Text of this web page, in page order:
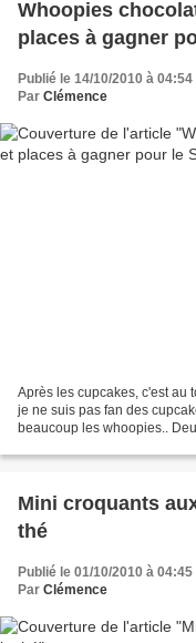
Whoopies
places à gagner
Publié le 14/10/2010 à 04:54
Par Clémence
Après les cupcakes, c'est au
je ne suis pas fan des
beaucoup les whoopies..
Mini croquants
thé
Publié le 01/10/2010 à 04:45
Par Clémence